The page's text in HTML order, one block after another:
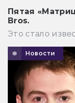
Пятая
Bros.
Это стало
Новости